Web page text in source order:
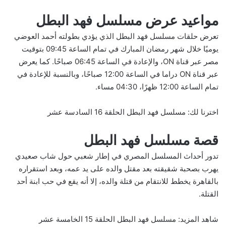
مواعيد عرض مسلسل فهد البطل
تعرض حلقات مسلسل فهد البطل الذي يؤدي بطولته أحمد العوضي
يوميًا خلال شهر رمضان المبارك في تمام الساعة 09:45 بتوقيت
مصر عبر قناة ON، والإعادة في الساعة 06:45 صباحًا. كما يعرض
عبر قناة ON دراما في الساعة 12:00 صباحًا، وبالنسبة للإعادة في
تمام الساعة 12:00 ظهرًا، 04:30 مساء.
اخترنا لك: مسلسل فهد البطل الحلقة 16 السادسة عشر
قصة مسلسل فهد البطل
تدور أحداث المسلسل المصري في إطار شعبي حول شاب صعيدي
يهرب بصحبة شقيقته بعد مقتل والده على يد عمه، وبعد استقراره
بالقاهرة يخطط للانتقام من قتلة والده، إلا أنه يقع في حب ابنة أحد
القتلة.
شاهد المزيد: مسلسل فهد البطل الحلقة 15 الخامسة عشر